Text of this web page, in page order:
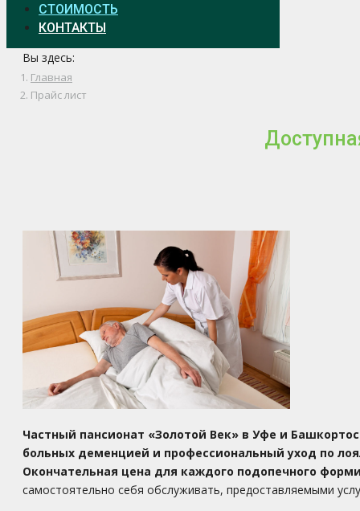
СТОИМОСТЬ
КОНТАКТЫ
Вы здесь:
Главная
Прайс лист
Частный пансионат «Золотой Век» в Уфе и
больных деменцией и профессиональный уход по
Окончательная цена для каждого подопечного
самостоятельно себя обслуживать, предоставляемыми